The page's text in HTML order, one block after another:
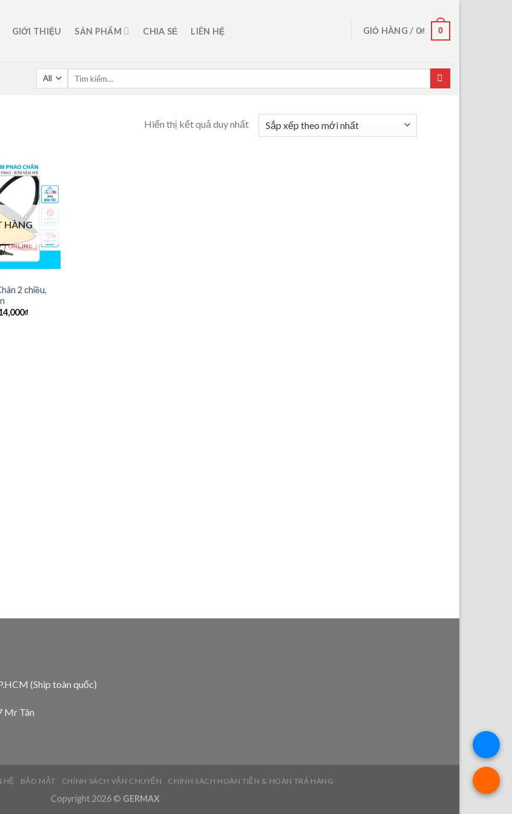
GIỚI THIỆU SẢN PHẨM CHIA SẺ LIÊN HỆ GIỎ HÀNG / 0₫ 0
Hiển thị kết quả duy nhất
Add to
wishlist
HÀNG
2 chiều,
₫Giá
(Ship toàn quốc)
Mr Tân
HỆ BẢO MẬT CHÍNH SÁCH VẬN CHUYỂN CHÍNH SÁCH HOÀN TIỀN & HOÀN TRẢ HÀNG
Copyright 2026 © GERMAX